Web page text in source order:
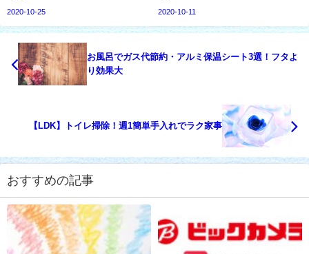
2020-10-25 2020-10-11
お風呂でガス代節約・アルミ保温シート3選！フタよ
り効果大
【LDK】トイレ掃除！週1簡単手入れでラク家事
おすすめの記事